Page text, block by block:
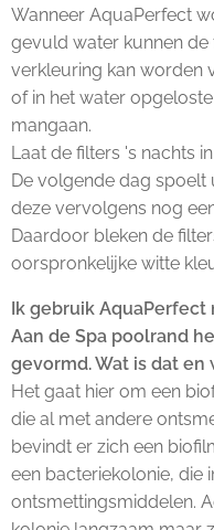
Wanneer AquaPerfect
gevuld water kunnen de
verkleuring kan worden
of in het water
mangaan.
Laat de filters 's nachts
De volgende dag spoelt
deze vervolgens nog
Daardoor bleken de
oorspronkelijke witte
Ik gebruik
Aan de Spa poolrand
gevormd. Wat is dat en
Het gaat hier om een
die al met andere
bevindt er zich een
een bacteriekolonie, die
ontsmettingsmiddelen.